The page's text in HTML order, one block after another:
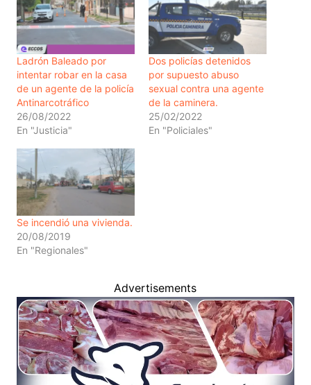
Ladrón Baleado por
intentar robar en la casa
de un agente de la policía
Antinarcotráfico
26/08/2022
En "Justicia"
Dos policías detenidos
por supuesto abuso
sexual contra una agente
de la caminera.
25/02/2022
En "Policiales"
Se incendió una vivienda.
20/08/2019
En "Regionales"
Advertisements